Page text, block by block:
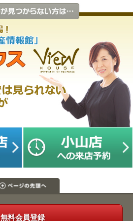
無料会員登録